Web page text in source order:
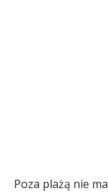
Poza plażą nie